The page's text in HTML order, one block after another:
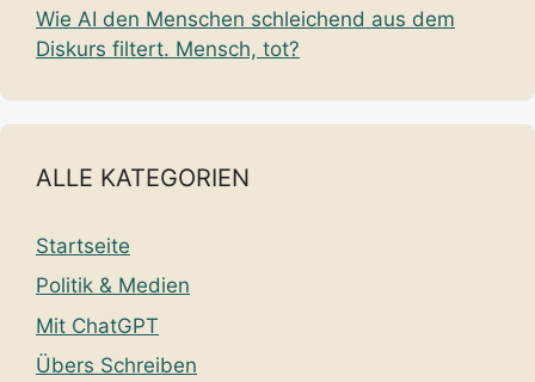
Wie AI den Menschen schleichend aus dem
Diskurs filtert. Mensch, tot?
ALLE KATEGORIEN
Startseite
Politik & Medien
Mit ChatGPT
Übers Schreiben